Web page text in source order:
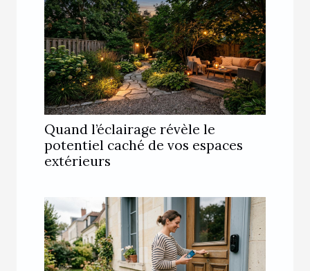
Quand l’éclairage révèle le
potentiel caché de vos espaces
extérieurs